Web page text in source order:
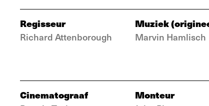
Regisseur
Richard Attenborough
Muziek
Marvin Hamlisch
Cinematograaf Monteur